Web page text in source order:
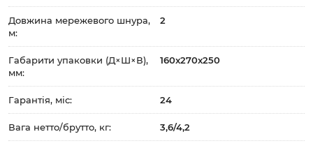
Довжина мережевого шнура,
м:
2
Габарити упаковки (Д×Ш×В),
мм:
160x270x250
Гарантія, міс: 24
Вага нетто/брутто, кг: 3,6/4,2